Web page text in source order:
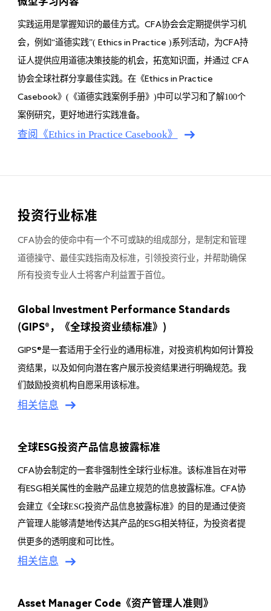
实践运用是掌握知识的最佳方式。 CFA协会会定期提供学习机
会，例如“道德实践”( Ethics in Practice )系列活动，为CFA持
证人提供应用道德决策技能的机会，拓宽知识面，并通过 CFA
协会全球社群分享最佳实践。在《Ethics in Practice
Casebook》(《道德实践案例手册》)中可以学习和了解100个
案例研究，更好地进行实践准备。
查阅《Ethics in Practice Casebook》
投资行业标准
CFA协会的使命中有一个不可或缺的组成部分，是制定和管理
道德操守、最佳实践指南及标准，引领投资行业，并帮助确保
所有投资专业人士将客户利益置于首位。
Global Investment Performance Standards
(GIPS® ，《全球投资业绩标准》)
GIPS®是一套适用于全行业的通用标准，对投资机构如何计算投
资结果，以及如何向潜在客户展示投资结果进行明确规范。我
们鼓励投资机构自愿采用该标准。
相关信息
全球ESG投资产品信息披露标准
CFA协会制定的一套非强制性全球行业标准。该标准旨在对带
有ESG相关属性的金融产品建立规范的信息披露标准。 CFA协
会建立《全球ESG投资产品信息披露标准》的目的是通过使资
产管理人能够清楚地传达其产品的ESG相关特征，为投资者提
供更多的透明度和可比性。
相关信息
Asset Manager Code《资产管理人准则》